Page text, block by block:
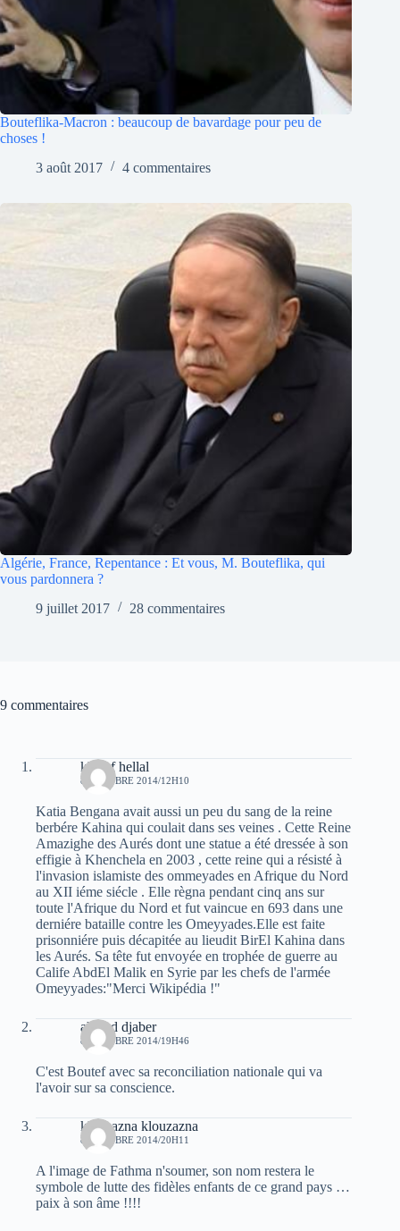
Bouteflika-Macron : beaucoup de bavardage pour peu de
choses !
3 août 2017
4 commentaires
Algérie, France, Repentance : Et vous, M. Bouteflika, qui
vous pardonnera ?
9 juillet 2017
28 commentaires
9 commentaires
khelaf hellal
8 OCTOBRE 2014/12H10
Katia Bengana avait aussi un peu du sang de la reine
berbére Kahina qui coulait dans ses veines . Cette Reine
Amazighe des Aurés dont une statue a été dressée à son
effigie à Khenchela en 2003 , cette reine qui a résisté à
l'invasion islamiste des ommeyades en Afrique du Nord
au XII iéme siécle . Elle règna pendant cinq ans sur
toute l'Afrique du Nord et fut vaincue en 693 dans une
derniére bataille contre les Omeyyades.Elle est faite
prisonniére puis décapitée au lieudit BirEl Kahina dans
les Aurés. Sa tête fut envoyée en trophée de guerre au
Calife AbdEl Malik en Syrie par les chefs de l'armée
Omeyyades:"Merci Wikipédia !"
ahmed djaber
8 OCTOBRE 2014/19H46
C'est Boutef avec sa reconciliation nationale qui va
l'avoir sur sa conscience.
klouzazna klouzazna
8 OCTOBRE 2014/20H11
A l'image de Fathma n'soumer, son nom restera le
symbole de lutte des fidèles enfants de ce grand pays …
paix à son âme !!!!